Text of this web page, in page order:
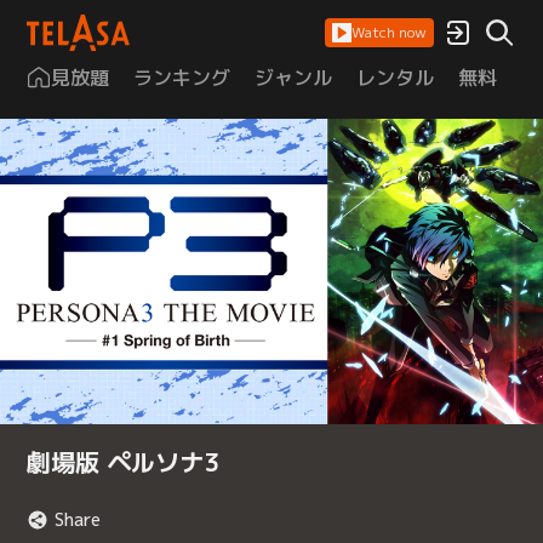
Watch now
見放題 ランキング ジャンル レンタル 無料
劇場版 ペルソナ3
Share